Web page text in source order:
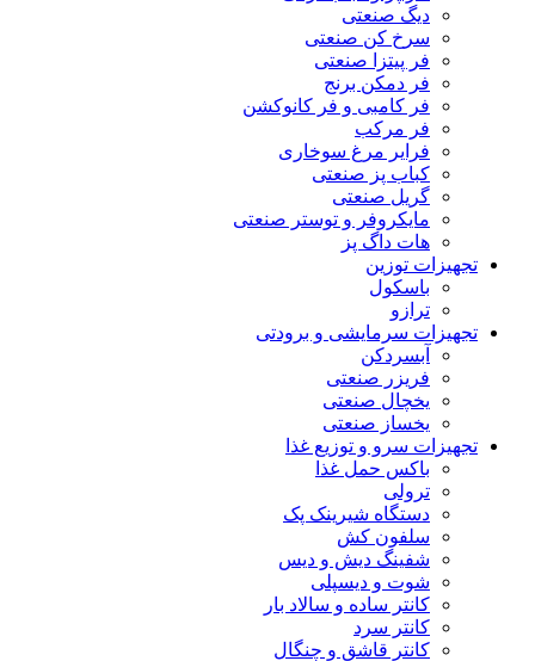
دیگ صنعتی
سرخ کن صنعتی
فر پیتزا صنعتی
فر دمکن برنج
فر کامبی و فر کانوکشن
فر مرکب
فرایر مرغ سوخاری
کباب پز صنعتی
گریل صنعتی
مایکروفر و توستر صنعتی
هات داگ پز
تجهیزات توزین
باسکول
ترازو
تجهیزات سرمایشی و برودتی
آبسردکن
فریزر صنعتی
یخچال صنعتی
یخساز صنعتی
تجهیزات سرو و توزیع غذا
باکس حمل غذا
ترولی
دستگاه شیرینک پک
سلفون کش
شفینگ دیش و دیس
شوت و دیسپلی
کانتر ساده و سالاد بار
کانتر سرد
کانتر قاشق و چنگال